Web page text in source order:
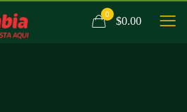
0
$0.00